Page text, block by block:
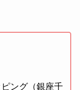
ング（銀座千